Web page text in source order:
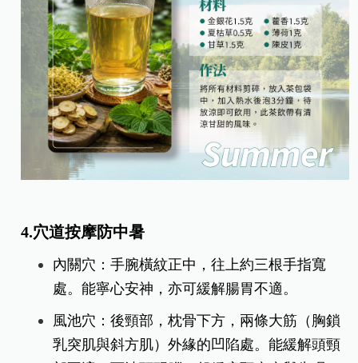
4.穴道按摩防中暑
內關穴：手腕橫紋正中，往上約三根手指寬
處。能寧心安神，亦可緩解腸胃不適。
風池穴：後頸部，枕骨下方，兩條大筋（胸鎖
乳突肌與斜方肌）外緣的凹陷處。能緩解頭頸